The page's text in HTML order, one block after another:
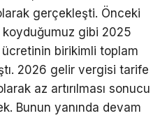
gerçekleşti. Önceki
gibi 2025
ücretinin birikimli toplam
2026 gelir vergisi tarife
az artırılması sonucu
Bunun yanında devam